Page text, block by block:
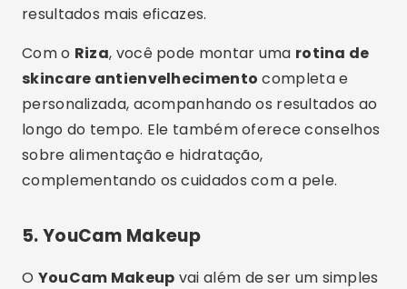
resultados mais eficazes.
Com o Riza, você pode montar uma rotina de
skincare antienvelhecimento completa e
personalizada, acompanhando os resultados ao
longo do tempo. Ele também oferece conselhos
sobre alimentação e hidratação,
complementando os cuidados com a pele.
5.YouCam Makeup
O YouCam Makeup vai além de ser um simples